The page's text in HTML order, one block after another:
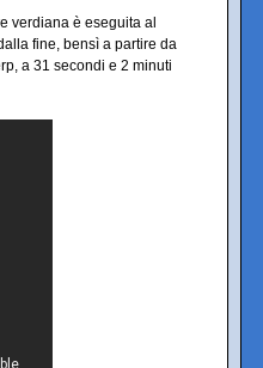
verdiana è eseguita al
fine, bensì a partire da
a 31 secondi e 2 minuti